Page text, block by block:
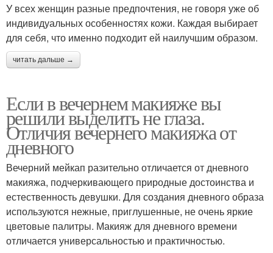
У всех женщин разные предпочтения, не говоря уже об
индивидуальных особенностях кожи. Каждая выбирает
для себя, что именно подходит ей наилучшим образом.
читать дальше →
Если в вечернем макияже вы
решили выделить не глаза.
Отличия вечернего макияжа от
дневного
Вечерний мейкап разительно отличается от дневного
макияжа, подчеркивающего природные достоинства и
естественность девушки. Для создания дневного образа
используются нежные, приглушенные, не очень яркие
цветовые палитры. Макияж для дневного времени
отличается универсальностью и практичностью.